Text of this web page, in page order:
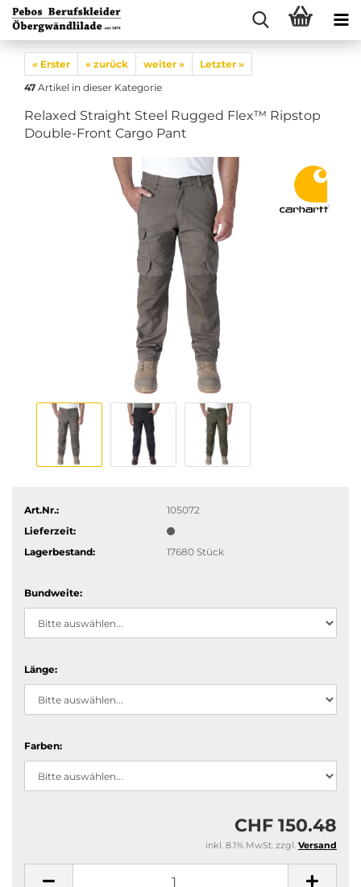
« Erster « zurück weiter »
Letzter »
47 Artikel in dieser Kategorie
Relaxed Straight Steel Rugged Flex™ Ripstop
Double-Front Cargo Pant
Art.Nr.:
105072
Lieferzeit:
Lagerbestand:
17680 Stück
Bundweite:
Länge:
Farben:
CHF 150.48
inkl. 8.1% MwSt. zzgl. Versand